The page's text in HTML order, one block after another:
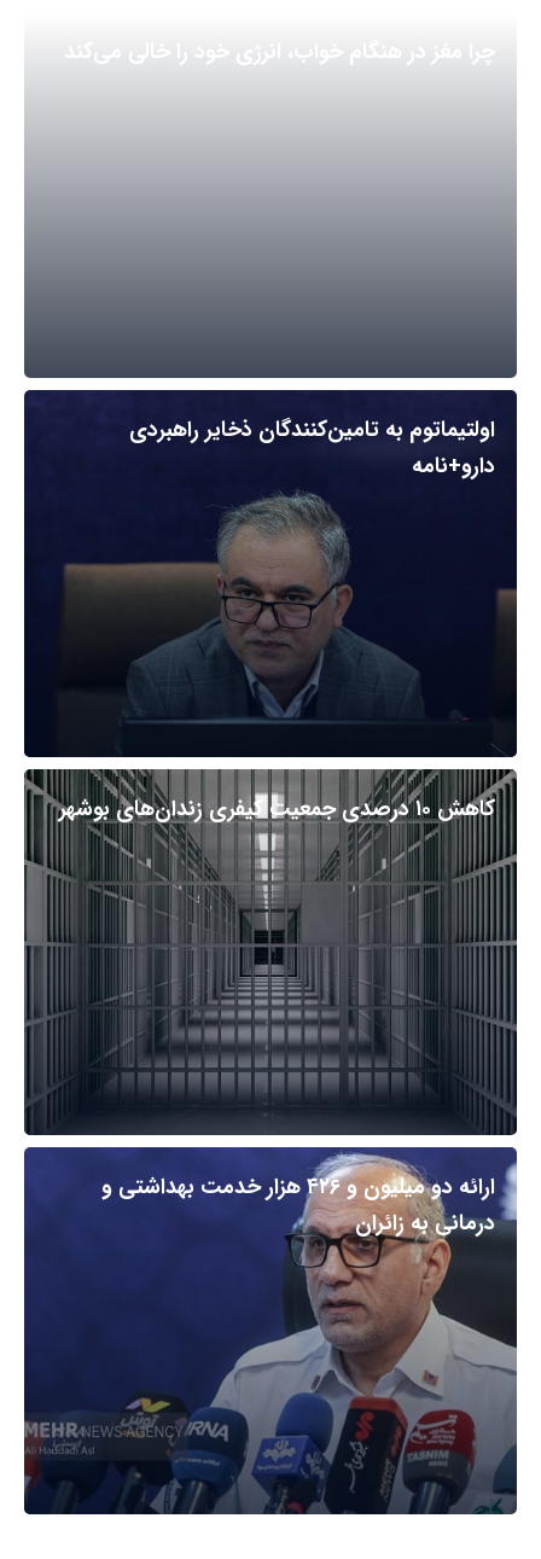
چرا مغز در هنگام خواب، انرژی خود را خالی می‌کند
اولتیماتوم به تامین‌کنندگان ذخایر راهبردی
دارو+نامه
کاهش ۱۰ درصدی جمعیت کیفری زندان‌های بوشهر
ارائه دو میلیون و ۴۲۶ هزار خدمت بهداشتی و
درمانی به زائران